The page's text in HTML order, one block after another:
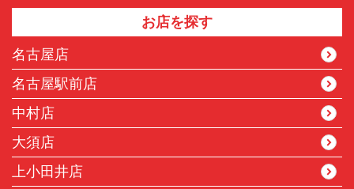
お店を探す
名古屋店
名古屋駅前店
中村店
大須店
上小田井店